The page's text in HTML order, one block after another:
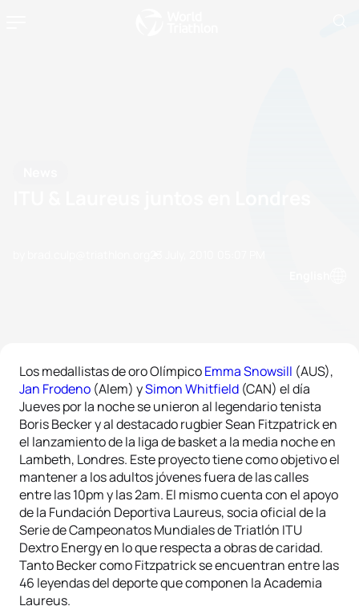
Los medallistas de oro OlímpicoEmma Snowsill (AUS),
Jan Frodeno (Alem) ySimon Whitfield (CAN) el día
Jueves por la noche se unieron al legendario tenista
Boris Becker y al destacado rugbier Sean Fitzpatrick en
el lanzamiento de la liga de basket a la media noche en
Lambeth, Londres. Este proyecto tiene como objetivo el
mantener a los adultos jóvenes fuera de las calles
entre las 10pm y las 2am. El mismo cuenta con el apoyo
de la Fundación Deportiva Laureus, socia oficial de la
Serie de Campeonatos Mundiales de Triatlón ITU
Dextro Energy en lo que respecta a obras de caridad.
Tanto Becker como Fitzpatrick se encuentran entre las
46 leyendas del deporte que componen la Academia
Laureus.